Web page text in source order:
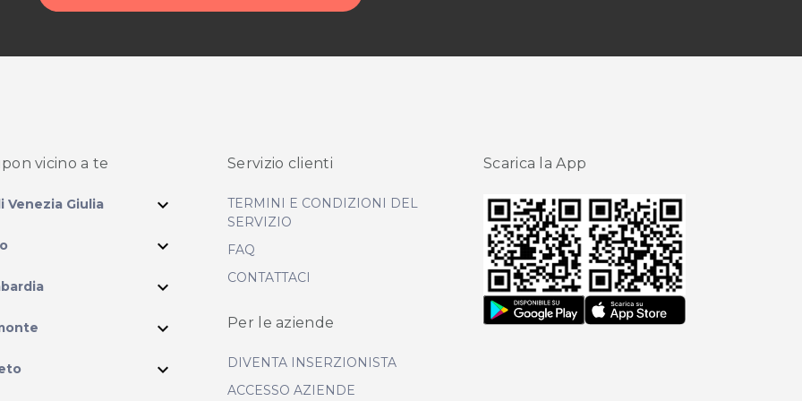
scrivi a
vicino a te
Venezia Giulia expand_more
expand_more
expand_more
expand_more
expand_more
Servizio clienti
TERMINI E CONDIZIONI DEL
SERVIZIO
FAQ
CONTATTACI
Per le aziende
DIVENTA INSERZIONISTA
ACCESSO AZIENDE
Scarica la App